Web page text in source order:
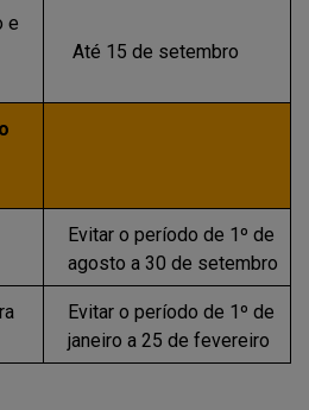
e
Até 15 de setembro
Evitar o período de 1º de
agosto a 30 de setembro
Evitar o período de 1º de
janeiro a 25 de fevereiro